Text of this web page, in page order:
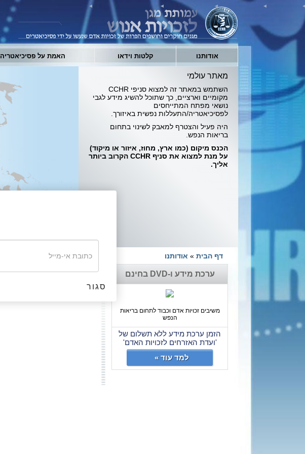
אודותנו קלטות וידאו האמת על פסיכיאטריה
מאתר עולמי
השתמש במאתר זה למצוא סניפי CCHR
מקומיים וארציים, כך שתוכל להשיג מידע לגבי
נושאי מפתח המתייחסים
לפסיכיאטריה/התעללות נפשית באיזורך.
היה פעיל והצטרף למאבק לשינוי בתחום
בריאות הנפש.
הכנס מיקום (כמו ארץ, מחוז, איזור או מיקוד)
על מנת למצוא את סניף CCHR הקרוב ביותר
אליך.
דף הבית » אודותנו
חיפוש תוצאות ערכת מידע ו-DVD בחינם
משיבים זכויות אדם וכבוד לתחום בריאות
הנפש
הזמן ערכת מידע ללא תשלום של
'ועדת האזרחים לזכויות האדם'
למד עוד »
סגור